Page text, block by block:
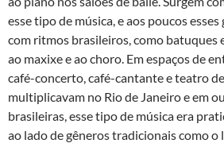
esse tipo de música, e aos poucos
com ritmos brasileiros, como batuques
ao maxixe e ao choro. Em espaços de
café-concerto, café-cantante e teatro
multiplicavam no Rio de Janeiro e em
brasileiras, esse tipo de música era
ao lado de gêneros tradicionais como o